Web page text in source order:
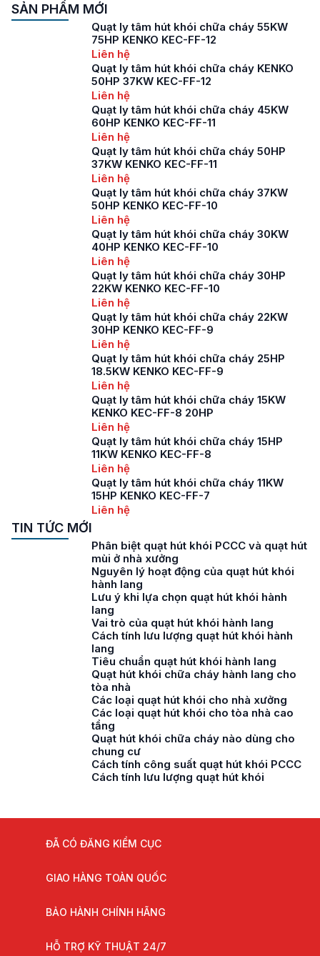
SẢN PHẨM MỚI
Quạt ly tâm hút khói chữa cháy 55KW
75HP KENKO KEC-FF-12
Liên hệ
Quạt ly tâm hút khói chữa cháy KENKO
50HP 37KW KEC-FF-12
Liên hệ
Quạt ly tâm hút khói chữa cháy 45KW
60HP KENKO KEC-FF-11
Liên hệ
Quạt ly tâm hút khói chữa cháy 50HP
37KW KENKO KEC-FF-11
Liên hệ
Quạt ly tâm hút khói chữa cháy 37KW
50HP KENKO KEC-FF-10
Liên hệ
Quạt ly tâm hút khói chữa cháy 30KW
40HP KENKO KEC-FF-10
Liên hệ
Quạt ly tâm hút khói chữa cháy 30HP
22KW KENKO KEC-FF-10
Liên hệ
Quạt ly tâm hút khói chữa cháy 22KW
30HP KENKO KEC-FF-9
Liên hệ
Quạt ly tâm hút khói chữa cháy 25HP
18.5KW KENKO KEC-FF-9
Liên hệ
Quạt ly tâm hút khói chữa cháy 15KW
KENKO KEC-FF-8 20HP
Liên hệ
Quạt ly tâm hút khói chữa cháy 15HP
11KW KENKO KEC-FF-8
Liên hệ
Quạt ly tâm hút khói chữa cháy 11KW
15HP KENKO KEC-FF-7
Liên hệ
TIN TỨC MỚI
Phân biệt quạt hút khói PCCC và quạt hút
mùi ở nhà xưởng
Nguyên lý hoạt động của quạt hút khói
hành lang
Lưu ý khi lựa chọn quạt hút khói hành
lang
Vai trò của quạt hút khói hành lang
Cách tính lưu lượng quạt hút khói hành
lang
Tiêu chuẩn quạt hút khói hành lang
Quạt hút khói chữa cháy hành lang cho
tòa nhà
Các loại quạt hút khói cho nhà xưởng
Các loại quạt hút khói cho tòa nhà cao
tầng
Quạt hút khói chữa cháy nào dùng cho
chung cư
Cách tính công suất quạt hút khói PCCC
Cách tính lưu lượng quạt hút khói
ĐÃ CÓ ĐĂNG KIỂM CỤC
GIAO HÀNG TOÀN QUỐC
BẢO HÀNH CHÍNH HÃNG
HỖ TRỢ KỸ THUẬT 24/7